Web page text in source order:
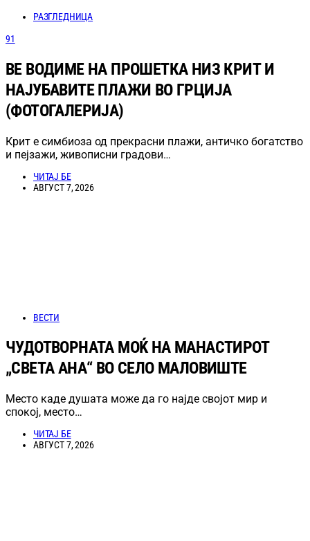
РАЗГЛЕДНИЦА
91
ВЕ ВОДИМЕ НА ПРОШЕТКА НИЗ КРИТ И
НАЈУБАВИТЕ ПЛАЖИ ВО ГРЦИЈА
(ФОТОГАЛЕРИЈА)
Крит е симбиоза од прекрасни плажи, античко богатство
и пејзажи, живописни градови…
ЧИТАЈ БЕ
АВГУСТ 7, 2026
ВЕСТИ
ЧУДОТВОРНАТА МОЌ НА МАНАСТИРОТ
„СВЕТА АНА“ ВО СЕЛО МАЛОВИШТЕ
Место каде душата може да го најде својот мир и
спокој, место…
ЧИТАЈ БЕ
АВГУСТ 7, 2026